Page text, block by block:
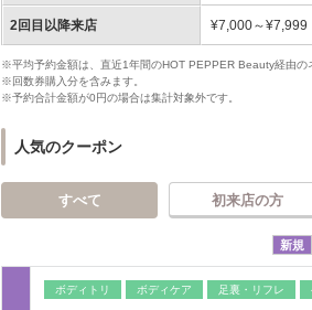
2回目以降来店 ¥7,000～¥7,999
※平均予約金額は、直近1年間のHOT PEPPER Beauty経由の
※回数券購入分を含みます。
※予約合計金額が0円の場合は集計対象外です。
人気のクーポン
すべて 初来店の方
新規
ボディトリ ボディケア 足裏・リフレ